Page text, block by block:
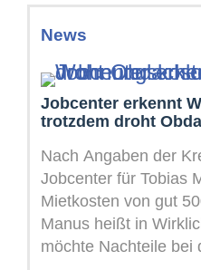
News
Jobcenter erkennt
trotzdem droht
Nach Angaben der
Jobcenter für Tobias
Mietkosten von gut
Manus heißt in
möchte Nachteile bei